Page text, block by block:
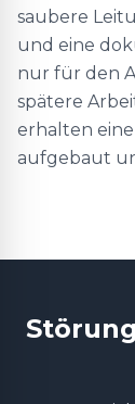
saubere
und eine
nur für den
spätere
erhalten
aufgebaut